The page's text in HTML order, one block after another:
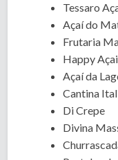
Tessaro
Açaí do
Frutaria
Happy Açai
Açaí da
Cantina
Di Crepe
Divina